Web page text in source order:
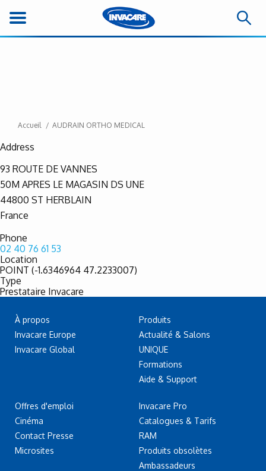
Accueil AUDRAIN ORTHO MEDICAL
Address
93 ROUTE DE VANNES
50M APRES LE MAGASIN DS UNE
44800 ST HERBLAIN
France
Phone
02 40 76 61 53
Location
POINT (-1.6346964 47.2233007)
Type
Prestataire Invacare
À propos
Invacare Europe
Invacare Global
Offres d'emploi
Cinéma
Contact Presse
Microsites
Produits
Actualité & Salons
UNIQUE
Formations
Aide & Support
Invacare Pro
Catalogues & Tarifs
RAM
Produits obsolètes
Ambassadeurs